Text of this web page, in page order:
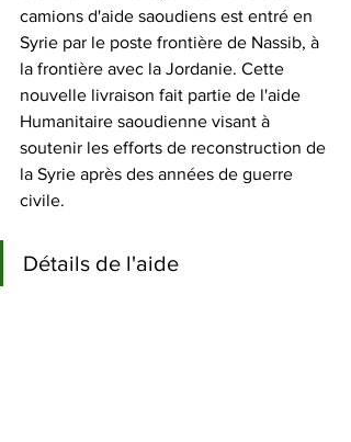
camions d'aide saoudiens est entré en
Syrie par le poste frontière de Nassib, à
la frontière avec la Jordanie. Cette
nouvelle livraison fait partie de l'aide
Humanitaire saoudienne visant à
soutenir les efforts de reconstruction de
la Syrie après des années de guerre
civile.
Détails de l'aide